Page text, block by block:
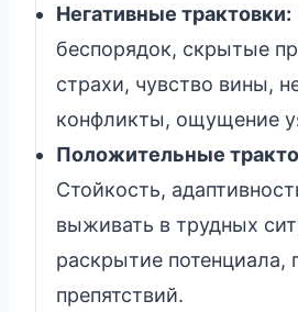
Негативные трактовки:
беспорядок, скрытые
страхи, чувство вины,
конфликты, ощущение
Положительные
Стойкость,
выживать в трудных
раскрытие потенциала,
препятствий.